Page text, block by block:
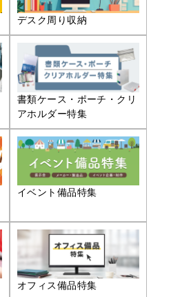
デスク周り収納
書類ケース・ポーチ・クリ
アホルダー特集
イベント備品特集
オフィス備品特集